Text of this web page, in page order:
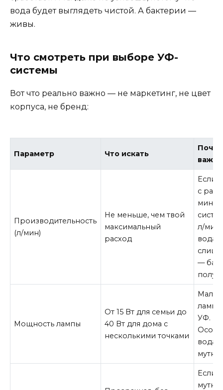
вода будет выглядеть чистой. А бактерии —
живы.
Что смотреть при выборе УФ-
системы
Вот что реально важно — не маркетинг, не цвет
корпуса, не бренд:
Параметр Что искать
важно
Производительность
(л/мин)
Не меньше, чем твой
максимальный
расход
Если
с
мин —
л/
вода
—
Мощность лампы
От 15 Вт для семьи до
40 Вт для дома с
несколькими точками
УФ. Не
вода
Если